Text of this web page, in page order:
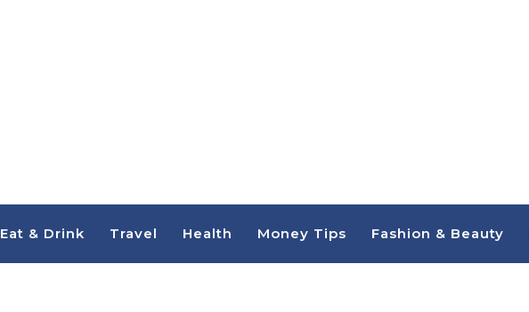
Eat & Drink Travel Health Money Tips Fashion & Beauty